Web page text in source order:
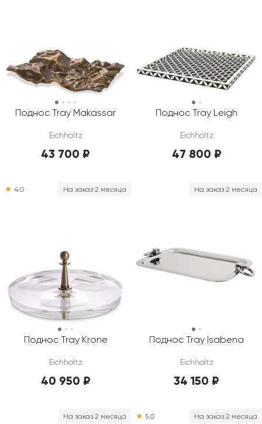
Поднос Tray Makassar
Eichholtz
43 700 ₽
Поднос Tray Leigh
Eichholtz
47 800 ₽
Поднос Tray Krone
Eichholtz
40 950 ₽
На заказ 2 месяца
★ 4.0
Поднос Tray Isabena
Eichholtz
34 150 ₽
На заказ 2 месяца
На заказ 2 месяца На заказ 2 месяца
★ 5.0